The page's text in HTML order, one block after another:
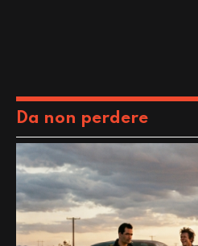
Da non perdere